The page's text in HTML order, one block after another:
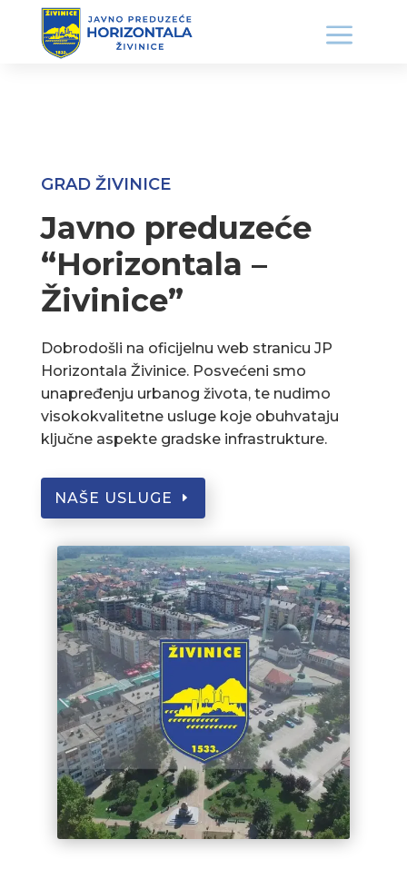
GRAD ŽIVINICE
Javno preduzeće
“Horizontala –
Živinice”
Dobrodošli na oficijelnu web stranicu JP
Horizontala Živinice. Posvećeni smo
unapređenju urbanog života, te nudimo
visokokvalitetne usluge koje obuhvataju
ključne aspekte gradske infrastrukture.
NAŠE USLUGE